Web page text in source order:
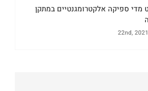
מדי ספיקה אלקטרומגנטיים במתקן